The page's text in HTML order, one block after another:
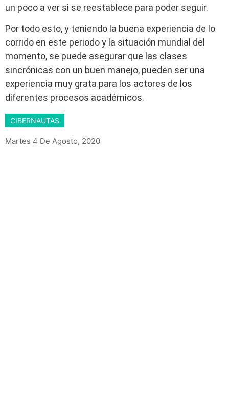
un poco a ver si se reestablece para poder seguir.
Por todo esto, y teniendo la buena experiencia de lo
corrido en este periodo y la situación mundial del
momento, se puede asegurar que las clases
sincrónicas con un buen manejo, pueden ser una
experiencia muy grata para los actores de los
diferentes procesos académicos.
CIBERNAUTAS
Martes 4 De Agosto, 2020